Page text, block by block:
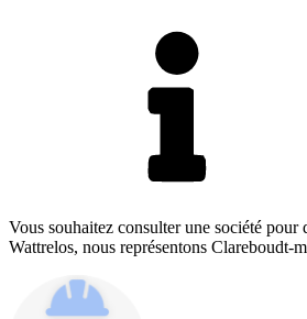
Vous souhaitez consulter une société pour
Wattrelos, nous représentons Clareboudt-